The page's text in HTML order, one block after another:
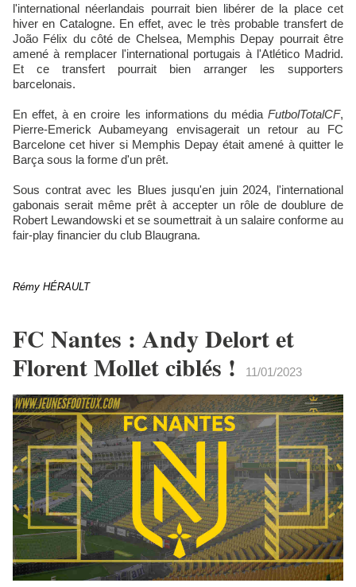
l'international néerlandais pourrait bien libérer de la place cet
hiver en Catalogne. En effet, avec le très probable transfert de
João Félix du côté de Chelsea, Memphis Depay pourrait être
amené à remplacer l'international portugais à l'Atlético Madrid.
Et ce transfert pourrait bien arranger les supporters
barcelonais.
En effet, à en croire les informations du média FutbolTotalCF,
Pierre-Emerick Aubameyang envisagerait un retour au FC
Barcelone cet hiver si Memphis Depay était amené à quitter le
Barça sous la forme d'un prêt.
Sous contrat avec les Blues jusqu'en juin 2024, l'international
gabonais serait même prêt à accepter un rôle de doublure de
Robert Lewandowski et se soumettrait à un salaire conforme au
fair-play financier du club Blaugrana.
Rémy HÉRAULT
FC Nantes : Andy Delort et
Florent Mollet ciblés !
11/01/2023